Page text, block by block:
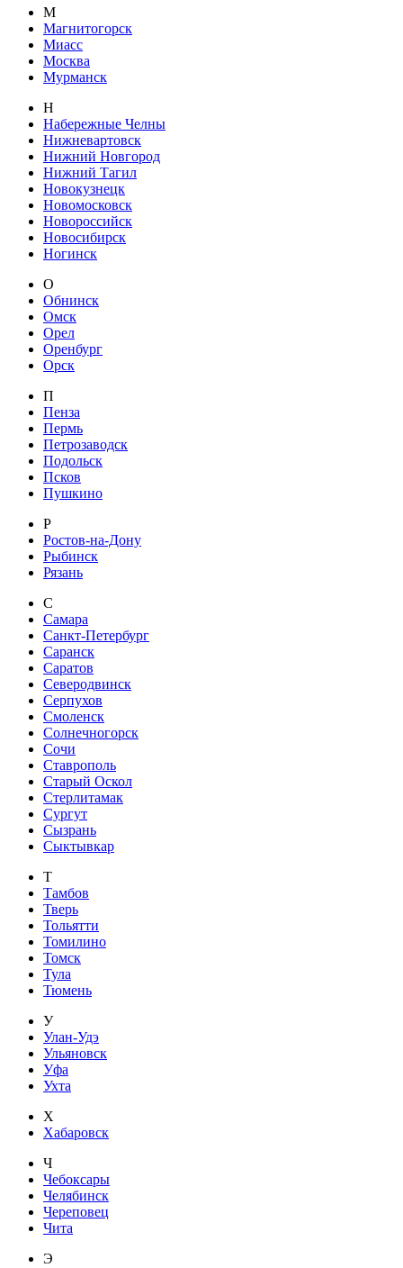
М
Магнитогорск
Миасс
Москва
Мурманск
Н
Набережные Челны
Нижневартовск
Нижний Новгород
Нижний Тагил
Новокузнецк
Новомосковск
Новороссийск
Новосибирск
Ногинск
О
Обнинск
Омск
Орел
Оренбург
Орск
П
Пенза
Пермь
Петрозаводск
Подольск
Псков
Пушкино
Р
Ростов-на-Дону
Рыбинск
Рязань
С
Самара
Санкт-Петербург
Саранск
Саратов
Северодвинск
Серпухов
Смоленск
Солнечногорск
Сочи
Ставрополь
Старый Оскол
Стерлитамак
Сургут
Сызрань
Сыктывкар
Т
Тамбов
Тверь
Тольятти
Томилино
Томск
Тула
Тюмень
У
Улан-Удэ
Ульяновск
Уфа
Ухта
Х
Хабаровск
Ч
Чебоксары
Челябинск
Череповец
Чита
Э